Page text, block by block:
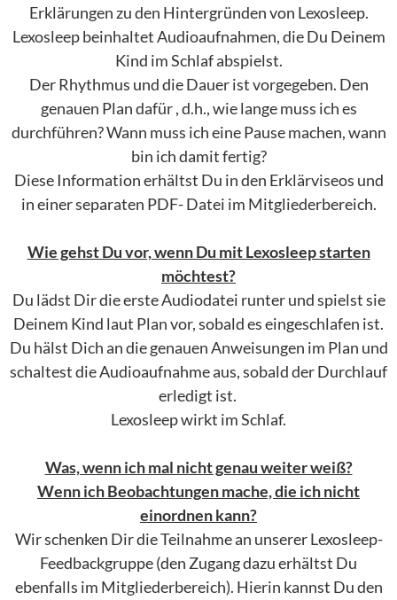
Erklärungen zu den Hintergründen von Lexosleep.
Lexosleep beinhaltet Audioaufnahmen, die Du Deinem
Kind im Schlaf abspielst.
Der Rhythmus und die Dauer ist vorgegeben. Den
genauen Plan dafür , d.h., wie lange muss ich es
durchführen? Wann muss ich eine Pause machen, wann
bin ich damit fertig?
Diese Information erhältst Du in den Erklärviseos und
in einer separaten PDF- Datei im Mitgliederbereich.
Wie gehst Du vor, wenn Du mit Lexosleep starten
möchtest?
Du lädst Dir die erste Audiodatei runter und spielst sie
Deinem Kind laut Plan vor, sobald es eingeschlafen ist.
Du hälst Dich an die genauen Anweisungen im Plan und
schaltest die Audioaufnahme aus, sobald der Durchlauf
erledigt ist.
Lexosleep wirkt im Schlaf.
Was, wenn ich mal nicht genau weiter weiß?
Wenn ich Beobachtungen mache, die ich nicht
einordnen kann?
Wir schenken Dir die Teilnahme an unserer Lexosleep-
Feedbackgruppe (den Zugang dazu erhältst Du
ebenfalls im Mitgliederbereich). Hierin kannst Du den